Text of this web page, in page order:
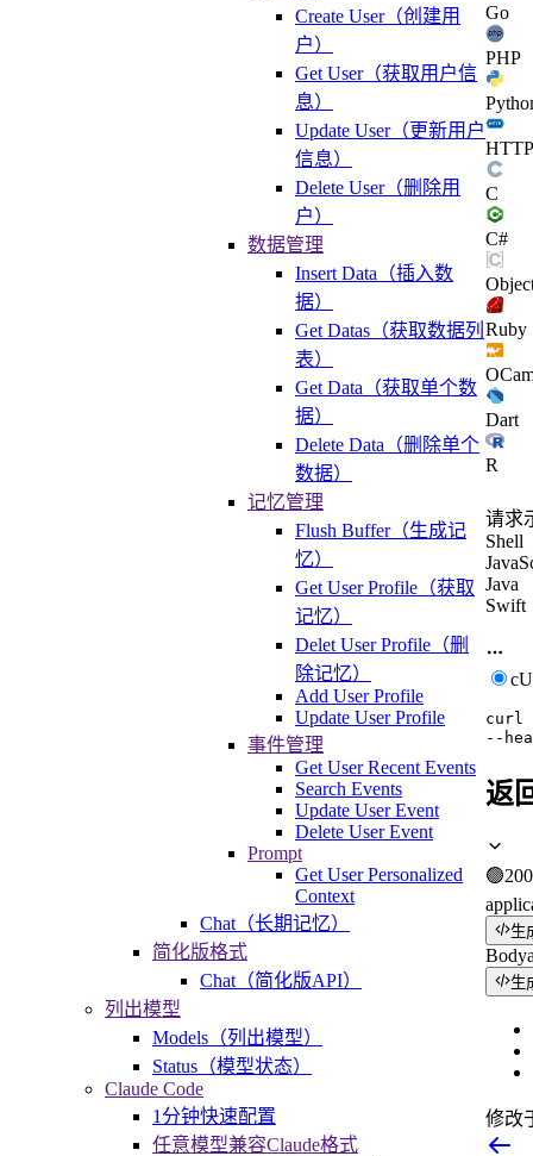
Create User（创建用
户）
Get User（获取用户信
息）
Update User（更新用户
信息）
Delete User（删除用
户）
数据管理
Insert Data（插入数
据）
Get Datas（获取数据列
表）
Get Data（获取单个数
据）
Delete Data（删除单个
数据）
记忆管理
Flush Buffer（生成记
忆）
Get User Profile（获取
记忆）
Delet User Profile（删
除记忆）
Add User Profile
Update User Profile
事件管理
Get User Recent Events
Search Events
Update User Event
Delete User Event
Prompt
Get User Personalized
Context
Chat（长期记忆）
简化版格式
Chat（简化版API）
列出模型
Models（列出模型）
Status（模型状态）
Claude Code
1分钟快速配置
任意模型兼容Claude格式
Go
PHP
HTTP
C
C#
Ruby
Dart
R
请求
Shell
Java
Swift
curl
--
返
🟢200
生
Body
生
修改